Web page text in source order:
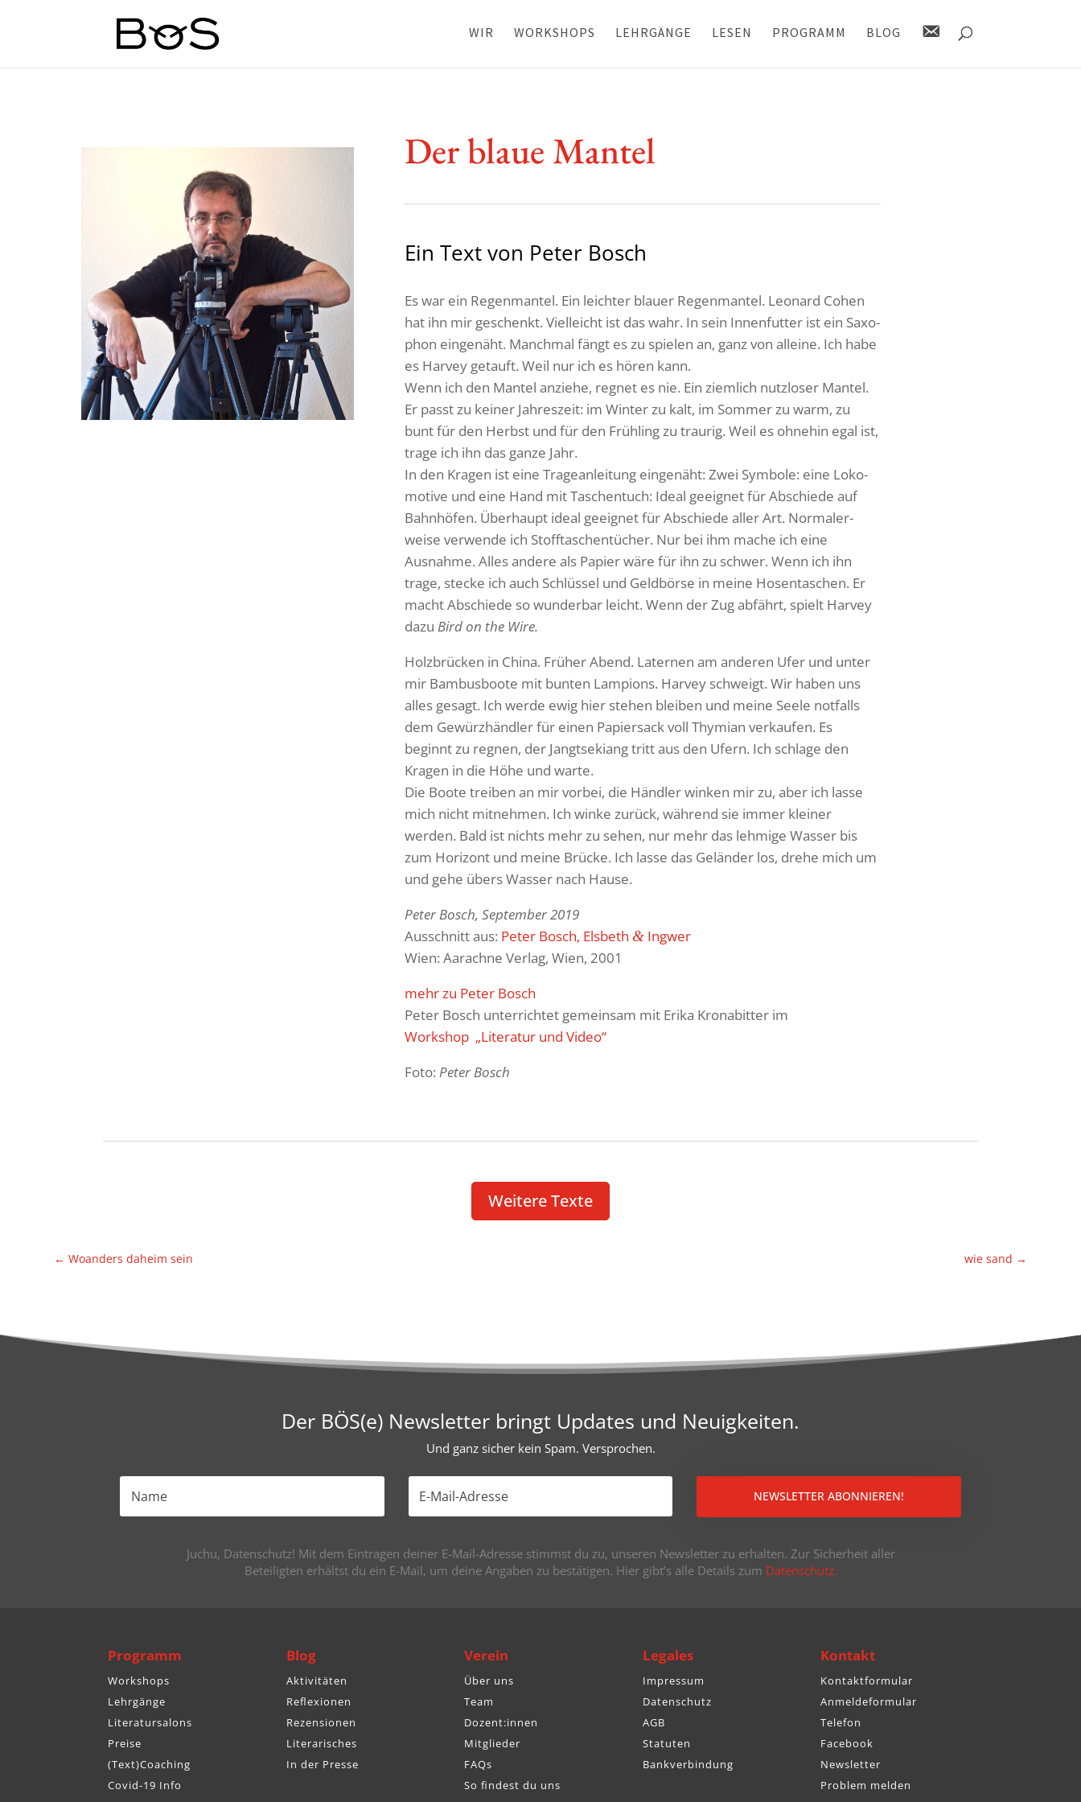
WIR WORKSHOPS LEHRGÄNGE LESEN PROGRAMM BLOG K
O
T
Der blaue Mantel
Ein Text von Peter Bosch
Es war ein Regen­mantel. Ein leichter blauer Regen­mantel. Leonard Cohen
hat ihn mir geschenkt. Viel­leicht ist das wahr. In sein Innen­futter ist ein Saxo­
phon einge­näht. Manchmal fängt es zu spielen an, ganz von alleine. Ich habe
es Harvey getauft. Weil nur ich es hören kann.
Wenn ich den Mantel anziehe, regnet es nie. Ein ziem­lich nutz­loser Mantel.
Er passt zu keiner Jahres­zeit: im Winter zu kalt, im Sommer zu warm, zu
bunt für den Herbst und für den Früh­ling zu traurig. Weil es ohnehin egal ist,
trage ich ihn das ganze Jahr.
In den Kragen ist eine Trage­an­lei­tung einge­näht: Zwei Symbole: eine Loko­
mo­tive und eine Hand mit Taschen­tuch: Ideal geeignet für Abschiede auf
Bahn­höfen. Über­haupt ideal geeignet für Abschiede aller Art. Norma­ler­
weise verwende ich Stoff­ta­schen­tü­cher. Nur bei ihm mache ich eine
Ausnahme. Alles andere als Papier wäre für ihn zu schwer. Wenn ich ihn
trage, stecke ich auch Schlüssel und Geld­börse in meine Hosen­ta­schen. Er
macht Abschiede so wunderbar leicht. Wenn der Zug abfährt, spielt Harvey
dazu Bird on the Wire.
Holz­brü­cken in China. Früher Abend. Laternen am anderen Ufer und unter
mir Bambus­boote mit bunten Lampions. Harvey schweigt. Wir haben uns
alles gesagt. Ich werde ewig hier stehen bleiben und meine Seele notfalls
dem Gewürz­händler für einen Papier­sack voll Thymian verkaufen. Es
beginnt zu regnen, der Jang­tse­kiang tritt aus den Ufern. Ich schlage den
Kragen in die Höhe und warte.
Die Boote treiben an mir vorbei, die Händler winken mir zu, aber ich lasse
mich nicht mitnehmen. Ich winke zurück, während sie immer kleiner
werden. Bald ist nichts mehr zu sehen, nur mehr das lehmige Wasser bis
zum Hori­zont und meine Brücke. Ich lasse das Geländer los, drehe mich um
und gehe übers Wasser nach Hause.
Peter Bosch, September 2019
Ausschnitt aus: Peter Bosch, Elsbeth &Ingwer
Wien: Aarachne Verlag, Wien, 2001
mehr zu Peter Bosch
Peter Bosch unter­richtet gemeinsam mit Erika Kronabitter im
Work­shop „Lite­ratur und Video“
Foto: Peter Bosch
Weitere Texte
←Woan­ders daheim sein wie sand →
Der BÖS(e) Newsletter bringt Updates und Neuigkeiten.
Und ganz sicher kein Spam. Versprochen.
NEWSLETTER ABONNIEREN!
Juchu, Datenschutz! Mit dem Eintragen deiner E-Mail-Adresse stimmst du zu, unseren Newsletter zu erhalten. Zur Sicherheit aller
Beteiligten erhältst du ein E-Mail, um deine Angaben zu bestätigen. Hier gibt’s alle Details zum Datenschutz.
Programm
Workshops
Lehrgänge
Literatursalons
Preise
(Text)Coaching
Covid-19 Info
Blog
Aktivitäten
Reflexionen
Rezensionen
Literarisches
In der Presse
Verein
Über uns
Team
Dozent:innen
Mitglieder
FAQs
So findest du uns
Legales
Impressum
Datenschutz
AGB
Statuten
Bankverbindung
Kontakt
Kontaktformular
Anmeldeformular
Telefon
Facebook
Newsletter
Problem melden